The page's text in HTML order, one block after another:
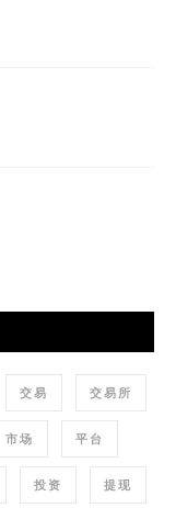
交易 交易所
市场 平台
投资 提现